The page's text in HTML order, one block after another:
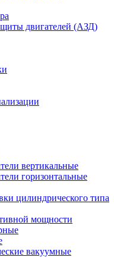
двигателей (АЗД)
вертикальные
горизонтальные
цилиндрического типа
мощности
вакуумные